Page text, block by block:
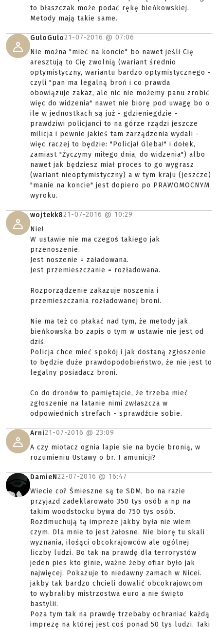
to błaszczak może podać rękę bieńkowskiej.
Metody mają takie same.
GuloGulo21-07-2016 @ 07:06
Nie można "mieć na koncie" bo nawet jeśli Cię
aresztują to Cię zwolnią (wariant średnio
optymistyczny, wariantu bardzo optymistycznego -
czyli "pan ma legalną broń i co prawda
obowiązuje zakaz, ale nic nie możemy panu zrobić
więc do widzenia" nawet nie biorę pod uwagę bo o
ile w jednostkach są już - gdzieniegdzie -
prawdziwi policjanci to na górze rządzi jeszcze
milicja i pewnie jakieś tam zarządzenia wydali -
więc raczej to będzie: "Policja! Gleba!" i dołek,
zamiast "Życzymy miłego dnia, do widzenia") albo
nawet jak będziesz miał proces to go wygrasz
(wariant nieoptymistyczny) a w tym kraju (jeszcze)
"manie na koncie" jest dopiero po PRAWOMOCNYM
wyroku.
wojtekk821-07-2016 @ 10:29
Nie!
W ustawie nie ma czegoś takiego jak
przenoszenie.
Jest noszenie = załadowana.
Jest przemieszczanie = rozładowana.
Rozporządzenie zakazuje noszenia i
przemieszczania rozładowanej broni.
Nie ma też co płakać nad tym, że metody jak
bieńkowska bo zapis o tym w ustawie nie jest od
dziś.
Policja chce mieć spokój i jak dostaną zgłoszenie
to będzie duże prawdopodobieństwo, że nie jest to
legalny posiadacz broni.
Co do dronów to pamiętajcie, że trzeba mieć
zgłoszenie na latanie nimi zwłaszcza w
odpowiednich strefach - sprawdźcie sobie.
Arni21-07-2016 @ 23:09
A czy miotacz ognia lapie sie na bycie bronią, w
rozumieniu Ustawy o br. I amunicji?
DamieN22-07-2016 @ 16:47
Wiecie co? Śmieszne są te SDM, bo na razie
przyjazd zadeklarowało 350 tys osób a np na
takim woodstocku bywa do 750 tys osób.
Rozdmuchują tą impreze jakby była nie wiem
czym. Dla mnie to jest żałosne. Nie biorę tu skali
wyznania, ilośąci obcokrajowców ale ogólnej
liczby ludzi. Bo tak na prawdę dla terrorystów
jeden pies kto ginie, ważne żeby ofiar było jak
najwięcej. Pokazuje to niedawny zamach w Nicei.
jakby tak bardzo chcieli dowalić obcokrajowcom
to wybraliby mistrzostwa euro a nie święto
bastylii.
Poza tym tak na prawdę trzebaby ochraniać każdą
imprezę na której jest coś ponad 50 tys ludzi. Taki